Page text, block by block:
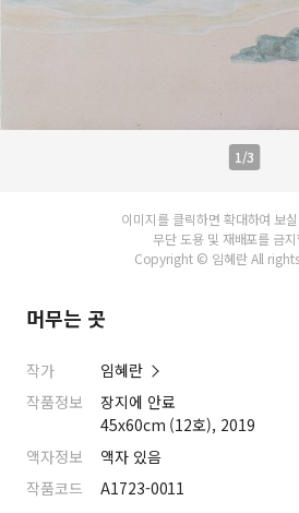
1/3
이미지를 클릭하면 확대하여 보
무단 도용 및 재배포를 금
Copyright © 임혜란 All
머무는 곳
작가
임혜란
작품정보
장지에 안료
45x60cm (12호), 2019
액자정보
액자 있음
작품코드
A1723-0011